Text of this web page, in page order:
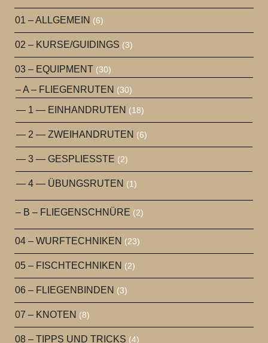
01 – ALLGEMEIN (6)
02 – KURSE/GUIDINGS (3)
03 – EQUIPMENT (30)
– A – FLIEGENRUTEN (30)
— 1 — EINHANDRUTEN (18)
— 2 — ZWEIHANDRUTEN (6)
— 3 — GESPLIESSTE (2)
— 4 — ÜBUNGSRUTEN (1)
– B – FLIEGENSCHNÜRE (2)
04 – WURFTECHNIKEN (23)
05 – FISCHTECHNIKEN (2)
06 – FLIEGENBINDEN (3)
07 – KNOTEN (8)
08 – TIPPS UND TRICKS (4)